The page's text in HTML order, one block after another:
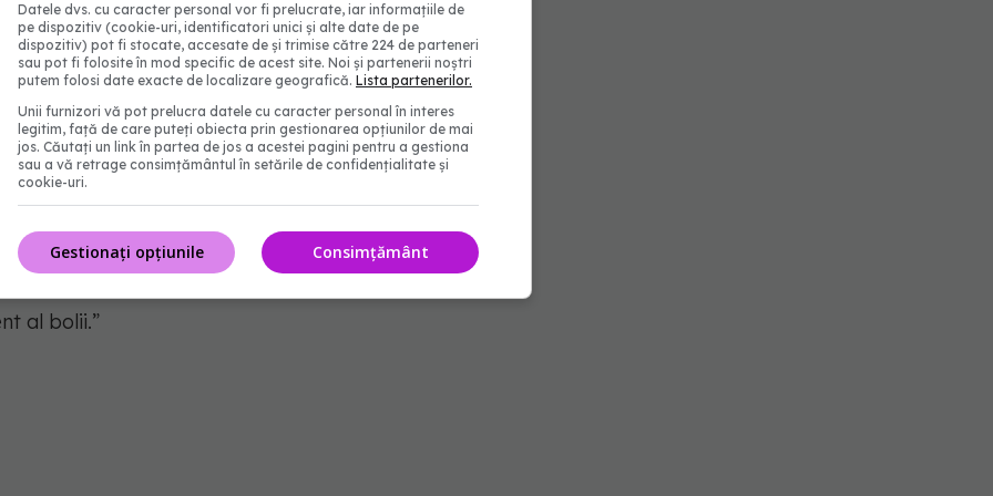
în diabet au sugerat că factorii genetici joacă un
tratament. Acest lucru i-a determinat pe
mai multe variante ale a ceea ce sunt
codifică niște proteine de pe suprafața
tipuri de HLA sunt asociate cu un risc crescut
DQ2 expune proteina GAD65 la celulele
variantă formează adesea anticorpi
al bolii.”
Datele dvs. cu caracter personal vor fi prelucrate, iar informațiile de
pe dispozitiv (cookie-uri, identificatori unici și alte date de pe
dispozitiv) pot fi stocate, accesate de și trimise către 224 de parteneri
sau pot fi folosite în mod specific de acest site. Noi și partenerii noștri
putem folosi date exacte de localizare geografică. Lista partenerilor.
Unii furnizori vă pot prelucra datele cu caracter personal în interes
legitim, față de care puteți obiecta prin gestionarea opțiunilor de mai
jos. Căutați un link în partea de jos a acestei pagini pentru a gestiona
sau a vă retrage consimțământul în setările de confidențialitate și
cookie-uri.
Consimțământ
Gestionați opțiunile